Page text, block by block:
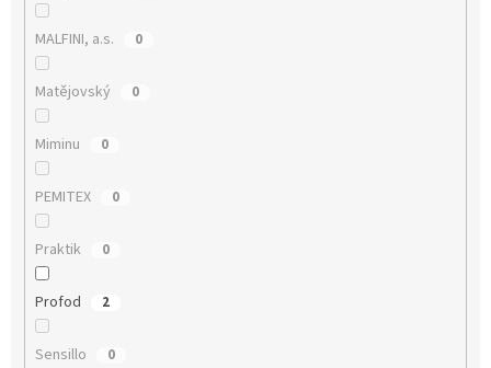
MALFINI, a.s. 0
Matějovský 0
Miminu 0
PEMITEX 0
Praktik 0
Profod 2
Sensillo 0